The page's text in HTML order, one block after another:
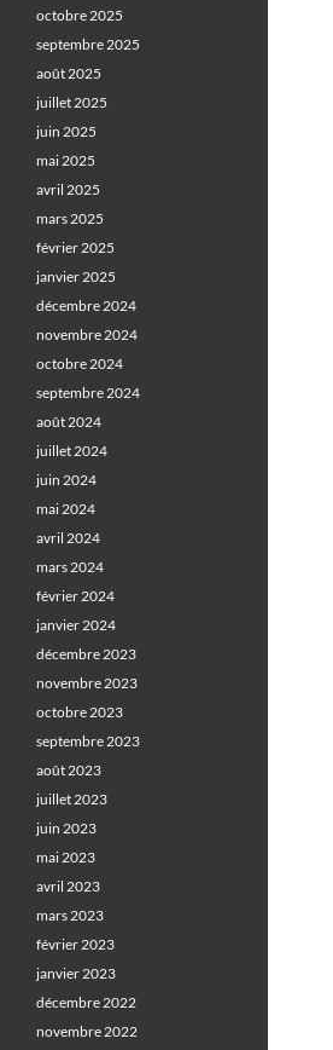
octobre 2025
septembre 2025
août 2025
juillet 2025
juin 2025
mai 2025
avril 2025
mars 2025
février 2025
janvier 2025
décembre 2024
novembre 2024
octobre 2024
septembre 2024
août 2024
juillet 2024
juin 2024
mai 2024
avril 2024
mars 2024
février 2024
janvier 2024
décembre 2023
novembre 2023
octobre 2023
septembre 2023
août 2023
juillet 2023
juin 2023
mai 2023
avril 2023
mars 2023
février 2023
janvier 2023
décembre 2022
novembre 2022